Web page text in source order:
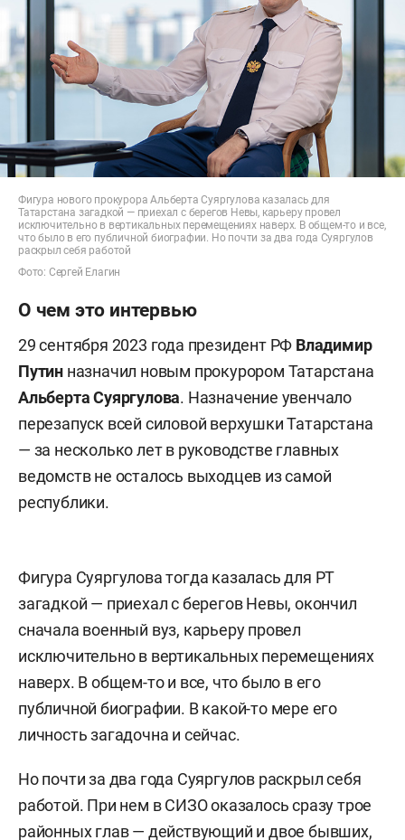
Фигура нового прокурора Альберта Суяргулова казалась для
Татарстана загадкой — приехал с берегов Невы, карьеру провел
исключительно в вертикальных перемещениях наверх. В общем-то и все,
что было в его публичной биографии. Но почти за два года Суяргулов
раскрыл себя работой
Фото: Сергей Елагин
О чем это интервью
29 сентября 2023 года президент РФ Владимир
Путин назначил новым прокурором Татарстана
Альберта Суяргулова. Назначение увенчало
перезапуск всей силовой верхушки Татарстана
— за несколько лет в руководстве главных
ведомств не осталось выходцев из самой
республики.
Фигура Суяргулова тогда казалась для РТ
загадкой — приехал с берегов Невы, окончил
сначала военный вуз, карьеру провел
исключительно в вертикальных перемещениях
наверх. В общем-то и все, что было в его
публичной биографии. В какой-то мере его
личность загадочна и сейчас.
Но почти за два года Суяргулов раскрыл себя
работой. При нем в СИЗО оказалось сразу трое
районных глав — действующий и двое бывших,